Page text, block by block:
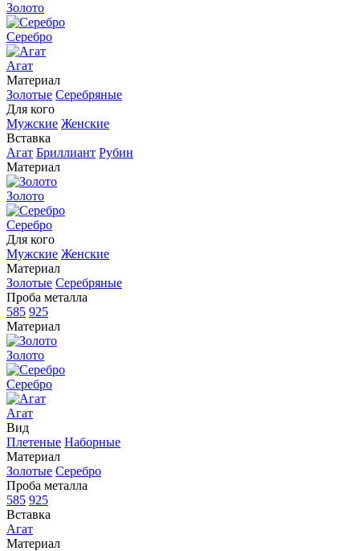
Золото
Серебро
Агат
Материал
Золотые Серебряные
Для кого
Мужские Женские
Вставка
Агат Бриллиант Рубин
Материал
Золото
Серебро
Для кого
Мужские Женские
Материал
Золотые Серебряные
Проба металла
585 925
Материал
Золото
Серебро
Агат
Вид
Плетеные Наборные
Материал
Золотые Серебро
Проба металла
585 925
Вставка
Агат
Материал